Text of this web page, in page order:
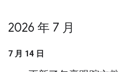
2026 年 7 月
7 月 14 日